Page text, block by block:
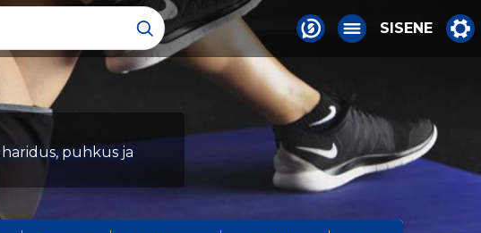
SISENE
puhkus ja